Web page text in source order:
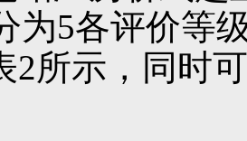
5各评价等
2所示，同时